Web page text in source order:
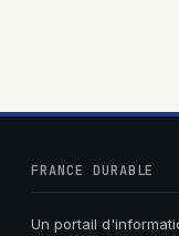
FRANCE DURABLE
Un portail